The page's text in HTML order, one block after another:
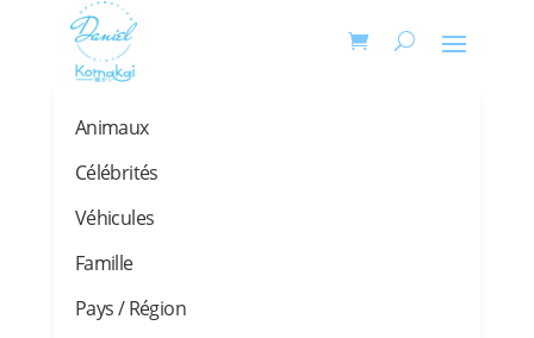
Animaux
Célébrités
Véhicules
Famille
Pays / Région